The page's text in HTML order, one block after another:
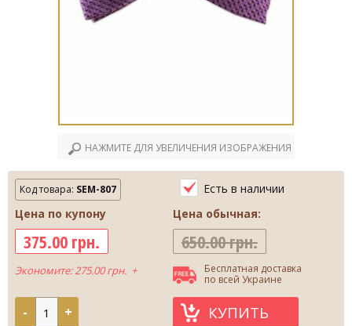
НАЖМИТЕ ДЛЯ УВЕЛИЧЕНИЯ ИЗОБРАЖЕНИЯ
Код товара: SEM-807
Есть в наличии
Цена по купону
375.00 грн.
Экономите: 275.00 грн. +
Цена обычная:
650.00 грн.
Бесплатная доставка
по всей Украине
- + КУПИТЬ